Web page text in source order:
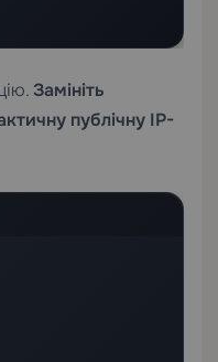
Замініть
публічну IP-